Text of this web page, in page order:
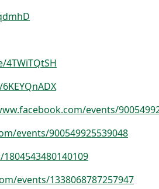
events/
events/900549925539048
events/1338068787257947